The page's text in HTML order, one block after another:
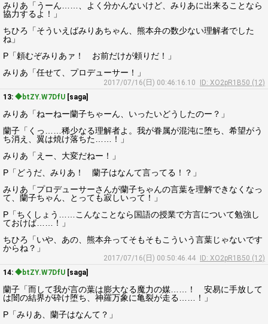
みりあ「うーん……、よく分かんないけど、みりあに出来ることなら
協力するよ！」
ちひろ「そういえばみりあちゃん、熊本弁の数少ない理解者でした
ね」
P「頼むぞみりあァ！ お前だけが頼りだ！」
みりあ「任せて、プロデューサー！」
2017/07/16(日) 00:46:16.10
ID: XO2pR1B50 (12)
13: ◆btZY.W7DfU [saga]
みりあ「ねーねー蘭子ちゃーん、いったいどうしたのー？」
蘭子「くっ……稀少なる理解者よ。我が眷属が混沌に堕ち、希望がう
ち消え、翼は焼け落ちた……！」
みりあ「えー、大変だねー！」
P「どうだ、みりあ！ 蘭子はなんて言ってる！？」
みりあ「プロデューサーさんが蘭子ちゃんの言葉を理解できなくなっ
て、蘭子ちゃん、とっても寂しいって！」
P「ちくしょう……こんなことなら国語の授業で方言について勉強し
ておけば……！」
ちひろ「いや、あの、熊本弁ってそもそもこういう言葉じゃないです
からね？」
2017/07/16(日) 00:50:46.44
ID: XO2pR1B50 (12)
14: ◆btZY.W7DfU [saga]
蘭子「而して我が言の葉は膨大なる魔力の媒……！ 安易に手放して
は闇の結界が砕け堕ち、神羅万象に亀裂が走る……！」
P「みりあ、蘭子はなんて？」